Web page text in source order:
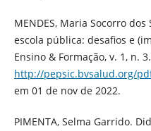
MENDES, Maria Socorro
escola pública: desafios e
Ensino & Formação, v. 1, n.
http://pepsic.bvsalud.org/
em 01 de nov de 2022.
PIMENTA, Selma Garrido.